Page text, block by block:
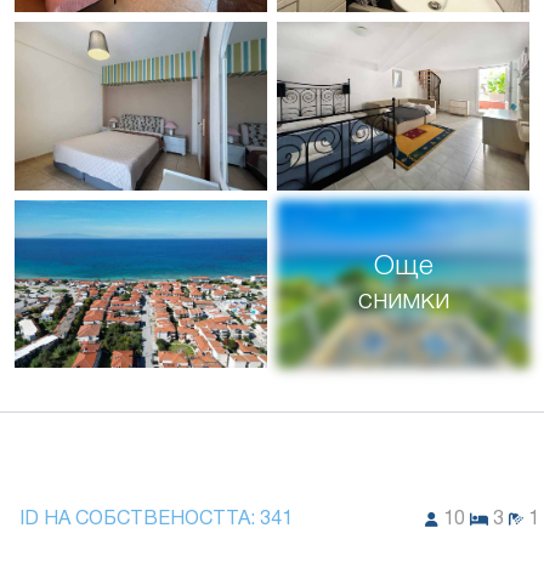
Още
снимки
ID НА СОБСТВЕНОСТТА: 341 10 3